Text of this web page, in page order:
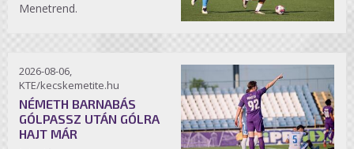
Menetrend.
2026-08-06,
KTE/kecskemetite.hu
NÉMETH BARNABÁS
GÓLPASSZ UTÁN GÓLRA
HAJT MÁR